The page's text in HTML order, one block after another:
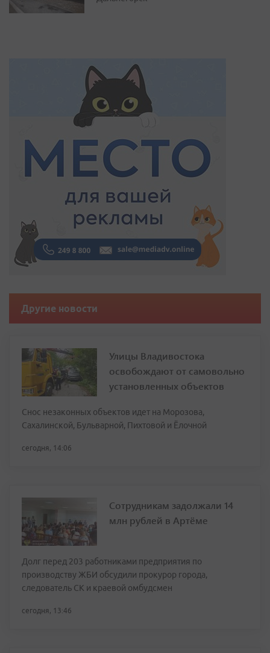
Другие новости
Улицы Владивостока
освобождают от самовольно
установленных объектов
Снос незаконных объектов идет на Морозова,
Сахалинской, Бульварной, Пихтовой и Ёлочной
сегодня, 14:06
Сотрудникам задолжали 14
млн рублей в Артёме
Долг перед 203 работниками предприятия по
производству ЖБИ обсудили прокурор города,
следователь СК и краевой омбудсмен
сегодня, 13:46